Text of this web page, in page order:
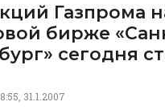
Газпрома
бирже
сегодня
31.1.2007